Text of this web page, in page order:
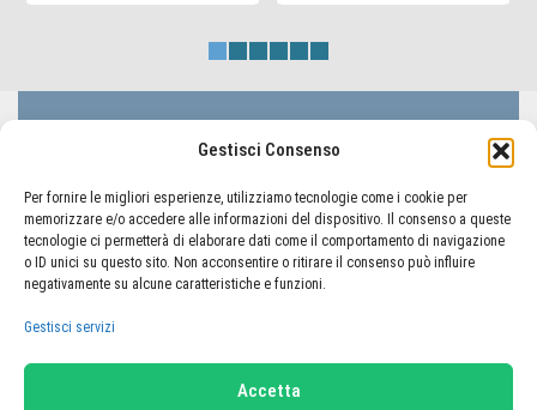
Gestisci Consenso
Per fornire le migliori esperienze, utilizziamo tecnologie come i cookie per
memorizzare e/o accedere alle informazioni del dispositivo. Il consenso a queste
tecnologie ci permetterà di elaborare dati come il comportamento di navigazione
o ID unici su questo sito. Non acconsentire o ritirare il consenso può influire
negativamente su alcune caratteristiche e funzioni.
Gestisci servizi
Accetta
LIFC Lega Italiana Fibrosi Cistica - ODV
Codice Fiscale 80233410580
TORNA AL PORTALE LIFC
Home Carrello
Il mio account
Privacy Policy